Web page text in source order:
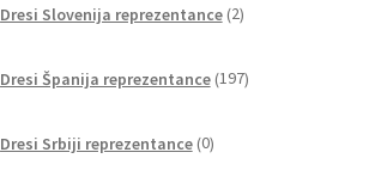
Dresi Slovenija reprezentance 2izdelka
Dresi Španija reprezentance 197izdelkov
Dresi Srbiji reprezentance 0izdelkov